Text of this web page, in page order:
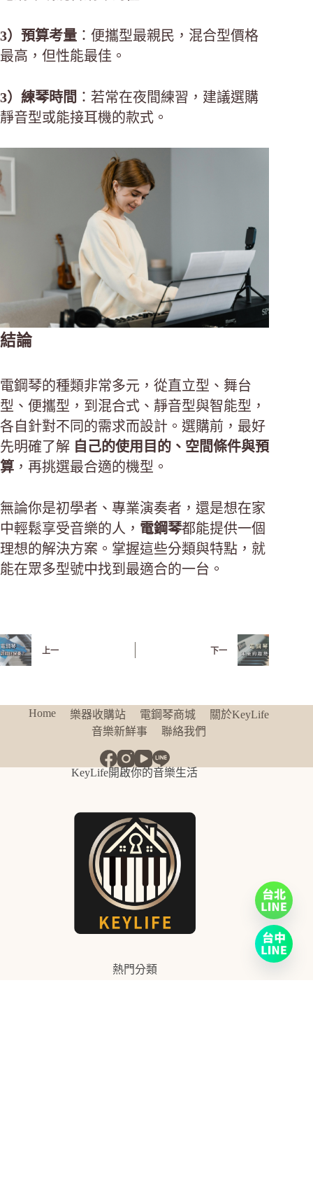
3）預算考量 ：便攜型最親民，混合型價格
最高，但性能最佳。
3）練琴時間 ：若常在夜間練習，建議選購
靜音型或能接耳機的款式。
結論
電鋼琴的種類非常多元，從直立型、舞台
型、便攜型，到混合式、靜音型與智能型，
各自針對不同的需求而設計。選購前，最好
先明確了解 自己的使用目的、空間條件與預
算 ，再挑選最合適的機型。
無論你是初學者、專業演奏者，還是想在家
中輕鬆享受音樂的人， 電鋼琴都能提供一個
理想的解決方案。掌握這些分類與特點，就
能在眾多型號中找到最適合的一台。
上一 下一
Home 樂器收購站 電鋼琴商城
關於KeyLife
音樂新鮮事
聯絡我們
KeyLife開啟你的音樂生活
熱門分類